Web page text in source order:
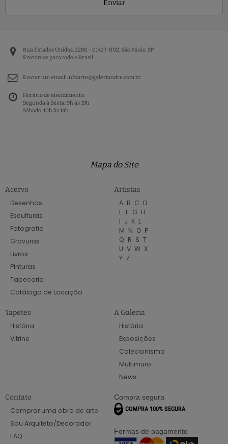
Enviar
Rua Estados Unidos, 2280 - 01427-002, São Paulo, SP
Enviamos para todo o Brasil
Enviar um email:infoarte@galeriandre.com.br
Horário de atendimento:
Segunda à Sexta: 9h às 19h
Sábado: 10h às 14h
Mapa do Site
Acervo
Desenhos
Esculturas
Fotografia
Gravuras
Livros
Pinturas
Tapeçaria
Catálogo de Locação
Artistas
A B C D
E F G H
I J K L
M N O P
Q R S T
U V W X
Y Z
Tapetes
História
Vitrine
A Galeria
História
Exposições
Colecionismo
Multimuro
News
Contato
Comprar uma obra de arte
Sou Arquiteto/Decorador
FAQ
Compra segura
Formas de pagamento